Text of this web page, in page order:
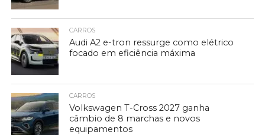
CARROS
Audi A2 e-tron ressurge como elétrico
focado em eficiência máxima
CARROS
Volkswagen T-Cross 2027 ganha
câmbio de 8 marchas e novos
equipamentos